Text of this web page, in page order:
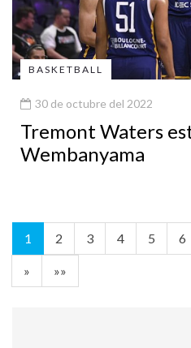
BASKETBALL
30 de octubre del 2022
Tremont Waters
Wembanyama
1 2 3 4 5 6
» »»